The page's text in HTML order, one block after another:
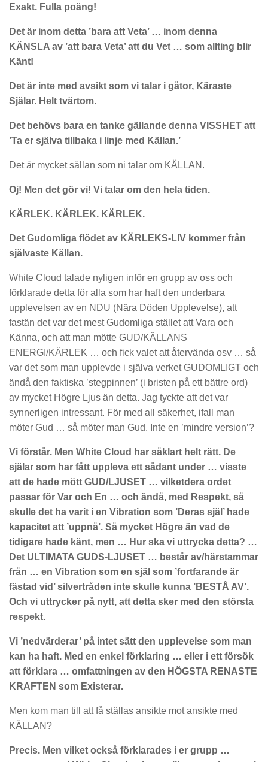
Exakt. Fulla poäng!
Det är inom detta ’bara att Veta’ … inom denna
KÄNSLA av ’att bara Veta’ att du Vet … som allting blir
Känt!
Det är inte med avsikt som vi talar i gåtor, Käraste
Själar. Helt tvärtom.
Det behövs bara en tanke gällande denna VISSHET att
’Ta er själva tillbaka i linje med Källan.’
Det är mycket sällan som ni talar om KÄLLAN.
Oj! Men det gör vi! Vi talar om den hela tiden.
KÄRLEK. KÄRLEK. KÄRLEK.
Det Gudomliga flödet av KÄRLEKS-LIV kommer från
självaste Källan.
White Cloud talade nyligen inför en grupp av oss och
förklarade detta för alla som har haft den underbara
upplevelsen av en NDU (Nära Döden Upplevelse), att
fastän det var det mest Gudomliga stället att Vara och
Känna, och att man mötte GUD/KÄLLANS
ENERGI/KÄRLEK … och fick valet att återvända osv … så
var det som man upplevde i själva verket GUDOMLIGT och
ändå den faktiska ’stegpinnen’ (i bristen på ett bättre ord)
av mycket Högre Ljus än detta. Jag tyckte att det var
synnerligen intressant. För med all säkerhet, ifall man
möter Gud … så möter man Gud. Inte en ’mindre version’?
Vi förstår. Men White Cloud har såklart helt rätt. De
själar som har fått uppleva ett sådant under … visste
att de hade mött GUD/LJUSET … vilketdera ordet
passar för Var och En … och ändå, med Respekt, så
skulle det ha varit i en Vibration som ’Deras själ’ hade
kapacitet att ’uppnå’. Så mycket Högre än vad de
tidigare hade känt, men … Hur ska vi uttrycka detta? …
Det ULTIMATA GUDS-LJUSET … består av/härstammar
från … en Vibration som en själ som ’fortfarande är
fästad vid’ silvertråden inte skulle kunna ’BESTÅ AV’.
Och vi uttrycker på nytt, att detta sker med den största
respekt.
Vi ’nedvärderar’ på intet sätt den upplevelse som man
kan ha haft. Med en enkel förklaring … eller i ett försök
att förklara … omfattningen av den HÖGSTA RENASTE
KRAFTEN som Existerar.
Men kom man till att få ställas ansikte mot ansikte med
KÄLLAN?
Precis. Men vilket också förklarades i er grupp …